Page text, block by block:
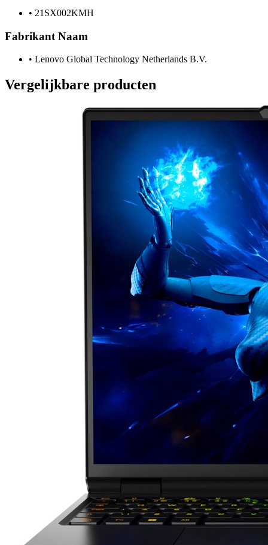
• 21SX002KMH
Fabrikant Naam
• Lenovo Global Technology Netherlands B.V.
Vergelijkbare producten